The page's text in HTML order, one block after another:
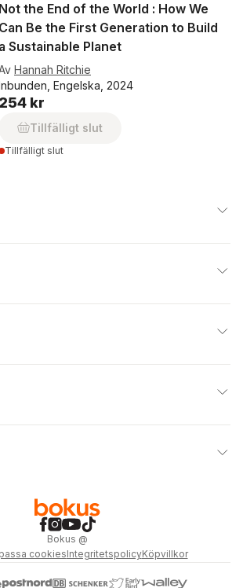
Not the End of the World : How We
Can Be the First Generation to Build
a Sustainable Planet
Hannah Ritchie
Engelska, 2024
254 kr
Tillfälligt slut
Tillfälligt slut
Bokus @
cookiesIntegritetspolicyKöpvillkor